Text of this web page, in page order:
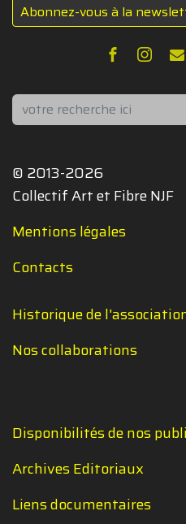
Abonnez-vous à la
Rechercher
© 2013-2026
Collectif Art et Fibre NJF
Mentions légales
Contacts
Historique de
Nos collaborations
Disponibilités de nos
Archives Editoriaux
Liens documentaires